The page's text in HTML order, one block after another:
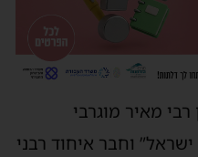
מאיר מוגרבי
וחבר איחוד רבני